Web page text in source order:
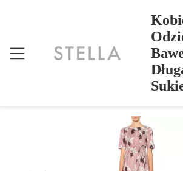
Dom> Products>
Kobieta Odzież Bawełniana Długa
Axi
Kobieta Odzież